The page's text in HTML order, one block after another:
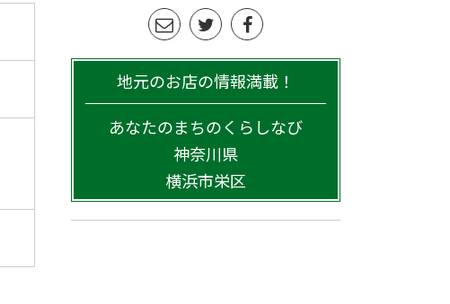
地元のお店の情報満載！
あなたのまちのくらしなび
神奈川県
横浜市栄区